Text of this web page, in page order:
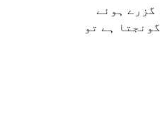
گزرے ہوئے
ہے تو